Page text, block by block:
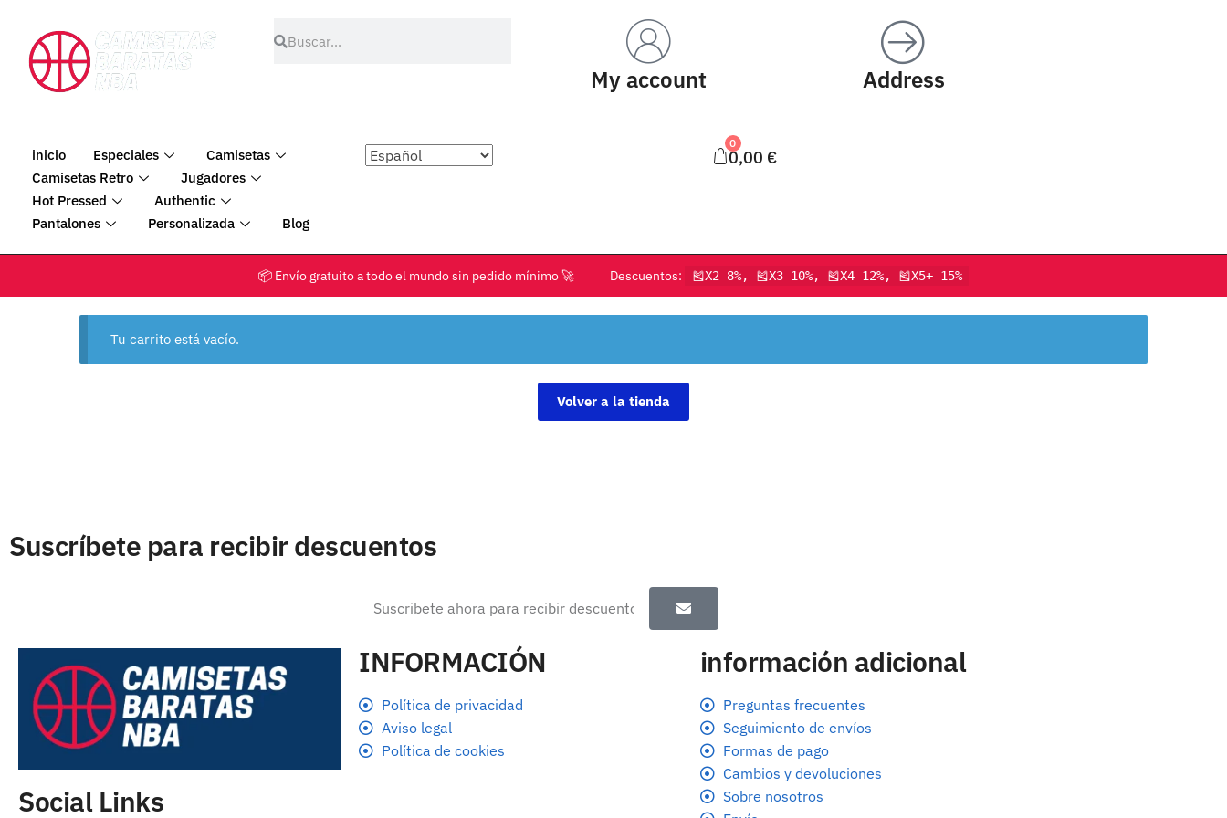
My account Address
inicio Especiales
Camisetas
Camisetas Retro
Jugadores
Hot Pressed
Authentic
Pantalones
Personalizada Blog
0
0,00 €
📦 Envío gratuito a todo el mundo sin pedido mínimo 🚀 Descuentos: 🎽X2 8%, 🎽X3 10%, 🎽X4 12%, 🎽X5+ 15%
Tu carrito está vacío.
Volver a la tienda
Suscríbete para recibir descuentos
Social Links
INFORMACIÓN
Política de privacidad
Aviso legal
Política de cookies
información adicional
Preguntas frecuentes
Seguimiento de envíos
Formas de pago
Cambios y devoluciones
Sobre nosotros